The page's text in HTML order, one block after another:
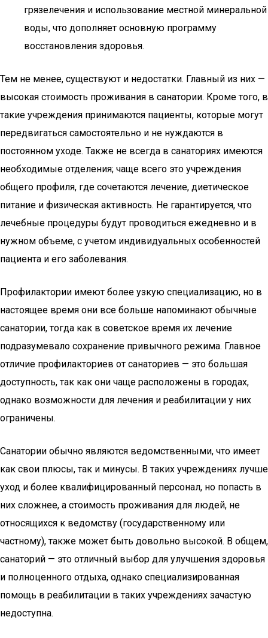
грязелечения и использование местной минеральной
воды, что дополняет основную программу
восстановления здоровья.
Тем не менее, существуют и недостатки. Главный из них —
высокая стоимость проживания в санатории. Кроме того, в
такие учреждения принимаются пациенты, которые могут
передвигаться самостоятельно и не нуждаются в
постоянном уходе. Также не всегда в санаториях имеются
необходимые отделения; чаще всего это учреждения
общего профиля, где сочетаются лечение, диетическое
питание и физическая активность. Не гарантируется, что
лечебные процедуры будут проводиться ежедневно и в
нужном объеме, с учетом индивидуальных особенностей
пациента и его заболевания.
Профилактории имеют более узкую специализацию, но в
настоящее время они все больше напоминают обычные
санатории, тогда как в советское время их лечение
подразумевало сохранение привычного режима. Главное
отличие профилакториев от санаториев — это большая
доступность, так как они чаще расположены в городах,
однако возможности для лечения и реабилитации у них
ограничены.
Санатории обычно являются ведомственными, что имеет
как свои плюсы, так и минусы. В таких учреждениях лучше
уход и более квалифицированный персонал, но попасть в
них сложнее, а стоимость проживания для людей, не
относящихся к ведомству (государственному или
частному), также может быть довольно высокой. В общем,
санаторий — это отличный выбор для улучшения здоровья
и полноценного отдыха, однако специализированная
помощь в реабилитации в таких учреждениях зачастую
недоступна.